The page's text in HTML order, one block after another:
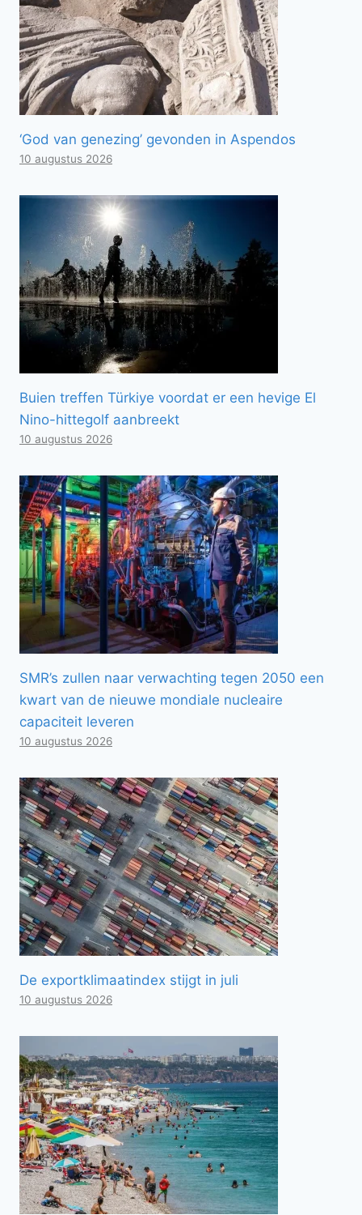
‘God van genezing’ gevonden in Aspendos
10 augustus 2026
Buien treffen Türkiye voordat er een hevige El
Nino-hittegolf aanbreekt
10 augustus 2026
SMR’s zullen naar verwachting tegen 2050 een
kwart van de nieuwe mondiale nucleaire
capaciteit leveren
10 augustus 2026
De exportklimaatindex stijgt in juli
10 augustus 2026